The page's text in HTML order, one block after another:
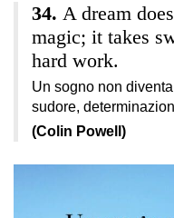
A dream
magic; it takes
hard work.
Un sogno non
sudore,
(Colin Powell)